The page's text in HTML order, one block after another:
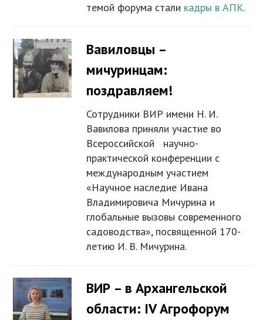
темой форума стали кадры в АПК.
Вавиловцы –
мичуринцам:
поздравляем!
Сотрудники ВИР имени Н. И.
Вавилова приняли участие во
Всероссийской научно-
практической конференции с
международным участием
«Научное наследие Ивана
Владимировича Мичурина и
глобальные вызовы современного
садоводства», посвященной 170-
летию И. В. Мичурина.
ВИР – в Архангельской
области: IV Агрофорум